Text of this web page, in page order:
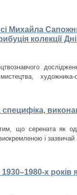
Михайла
колекції
що серената як
і зазвичай
­х років